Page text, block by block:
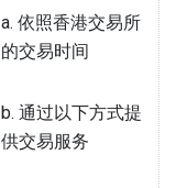
a. 依照香港交易所
的交易时间
b. 通过以下方式提
供交易服务